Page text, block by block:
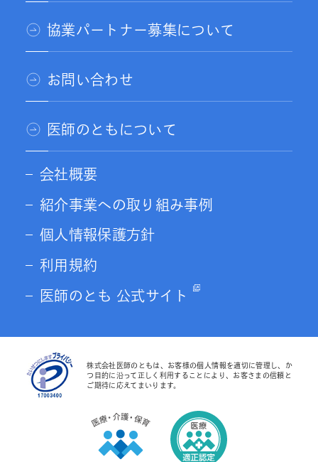
協業パートナー募集について
お問い合わせ
医師のともについて
会社概要
紹介事業への取り組み事例
個人情報保護方針
利用規約
医師のとも 公式サイト
株式会社医師のともは、お客様の個人情報を適切に管理し、か
つ目的に沿って正しく利用することにより、お客さまの信頼と
ご期待に応えてまいります。